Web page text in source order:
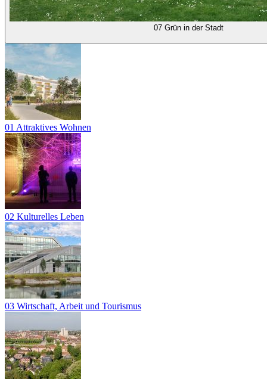
07 Grün in der Stadt
01 Attraktives Wohnen
02 Kulturelles Leben
03 Wirtschaft, Arbeit und Tourismus